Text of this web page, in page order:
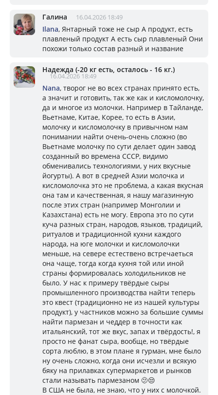
Галина 16.04.2026 18:49
Ilana, Янтарный тоже не сыр А продукт, есть
плавленый продукт А есть сыр плавленый Они
похожи только состав разный и название
Надежда (-20 кг есть, осталось - 16 кг.)
16.04.2026 18:49
Nana, творог не во всех странах принято есть,
а значит и готовить, так же как и кисломолочку,
да и многое из молочки. Например в Тайланде,
Вьетнаме, Китае, Корее, то есть в Азии,
молочку и кисломолочку в привычном нам
понимании найти очень-очень сложно (во
Вьетнаме молочку по сути делает один завод
созданный во времена СССР, видимо
обменивались технологиями, у них вкусные
йогурты). А вот в средней Азии молочка и
кисломолочка это не проблема, а какая вкусная
она там и качественная, я нашу магазинную
после этих стран (например Монголии и
Казахстана) есть не могу. Европа это по сути
куча разных стран, народов, языков, традиций,
ритуалов и традиционной кухни каждого
народа, на юге молочки и кисломолочки
меньше, на севере естествено встречаеться
она чаще, тогда когда кухня той или иной
страны формировалась холодильников не
было. У нас к примеру твёрдые сыры
промышленного производства найти теперь
это квест (традиционно не из нашей культуры
продукт), у частников можно за большие суммы
найти пармезан и чеддер в точности как
итальянский, тот же вкус, запах и твёрдость!, я
просто не фанат сыра, вообще, но твёрдые
сорта люблю, в этом плане я гурман, мне было
ну очень сложно, когда они исчезли и всякую
бяку на прилавках супермаркетов и рынков
стали называть пармезаном 🫤😒
В США не была, не знаю, что у них с молочкой.